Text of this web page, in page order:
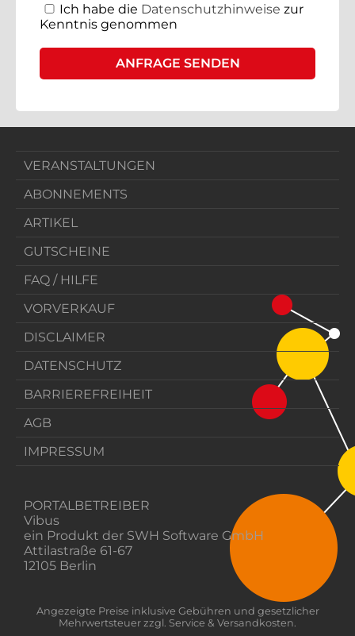
Ich habe die Datenschutzhinweise zur
Kenntnis genommen
VERANSTALTUNGEN
ABONNEMENTS
ARTIKEL
GUTSCHEINE
FAQ / HILFE
VORVERKAUF
DISCLAIMER
DATENSCHUTZ
BARRIEREFREIHEIT
AGB
IMPRESSUM
PORTALBETREIBER
Vibus
ein Produkt der SWH Software GmbH
Attilastraße 61-67
12105 Berlin
Angezeigte Preise inklusive Gebühren und gesetzlicher
Mehrwertsteuer zzgl. Service & Versandkosten.